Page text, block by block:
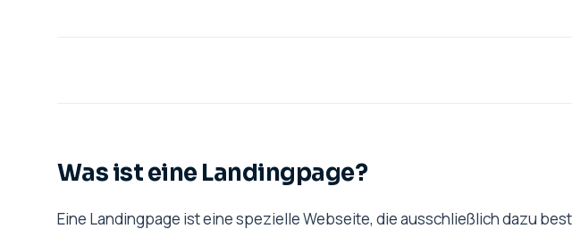
Was ist eine Landingpage?
Eine Landingpage ist eine spezielle Webseite, die ausschließlich dazu